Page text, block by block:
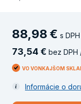
88,98 € s
73 54 € bez DPH
VO VONKAJŠOM
Informácie o